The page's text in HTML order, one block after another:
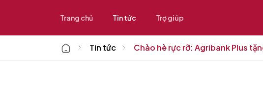
Trang chủ Tin tức Trợ giúp
HomeTin tức Chào hè rực rỡ: Agribank Plus